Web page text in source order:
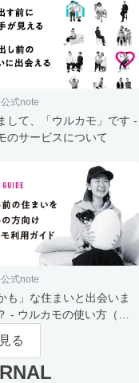
式note
して、「ウルカモ」です -
のサービスについて
式note
も」な住まいと出会いま
- ウルカモの使い方（買
け）
る